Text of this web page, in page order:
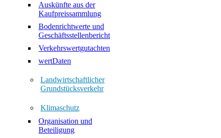
Auskünfte aus der
Kaufpreissammlung
Bodenrichtwerte und
Geschäftsstellenbericht
Verkehrswertgutachten
wertDaten
Landwirtschaftlicher
Grundstücksverkehr
Klimaschutz
Organisation und
Beteiligung